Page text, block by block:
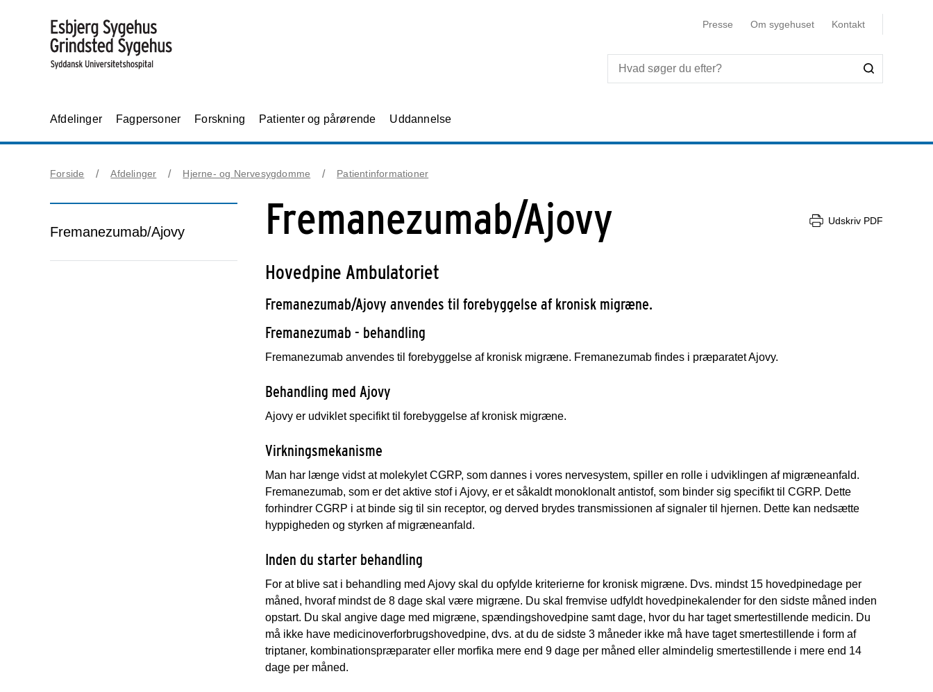
Presse Om sygehuset Kontakt
Afdelinger Fagpersoner Forskning Patienter og pårørende Uddannelse
Forside Afdelinger Hjerne- og Nervesygdomme Patientinformationer
Fremanezumab/Ajovy Fremanezumab/Ajovy Udskriv PDF
Hovedpine Ambulatoriet
Fremanezumab/Ajovy anvendes til forebyggelse af kronisk migræne.
Fremanezumab - behandling
Fremanezumab anvendes til forebyggelse af kronisk migræne. Fremanezumab findes i præparatet Ajovy.
Behandling med Ajovy
Ajovy er udviklet specifikt til forebyggelse af kronisk migræne.
Virkningsmekanisme
Man har længe vidst at molekylet CGRP, som dannes i vores nervesystem, spiller en rolle i udviklingen af migræneanfald.
Fremanezumab, som er det aktive stof i Ajovy, er et såkaldt monoklonalt antistof, som binder sig specifikt til CGRP. Dette
forhindrer CGRP i at binde sig til sin receptor, og derved brydes transmissionen af signaler til hjernen. Dette kan nedsætte
hyppigheden og styrken af migræneanfald.
Inden du starter behandling
For at blive sat i behandling med Ajovy skal du opfylde kriterierne for kronisk migræne. Dvs. mindst 15 hovedpinedage per
måned, hvoraf mindst de 8 dage skal være migræne. Du skal fremvise udfyldt hovedpinekalender for den sidste måned inden
opstart. Du skal angive dage med migræne, spændingshovedpine samt dage, hvor du har taget smertestillende medicin. Du
må ikke have medicinoverforbrugshovedpine, dvs. at du de sidste 3 måneder ikke må have taget smertestillende i form af
triptaner, kombinationspræparater eller morfika mere end 9 dage per måned eller almindelig smertestillende i mere end 14
dage per måned.